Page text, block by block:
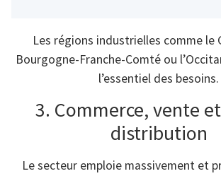
Les régions industrielles comme le
Bourgogne-Franche-Comté ou
l’essentiel des besoins.
3. Commerce, vente
distribution
Le secteur emploie massivement et